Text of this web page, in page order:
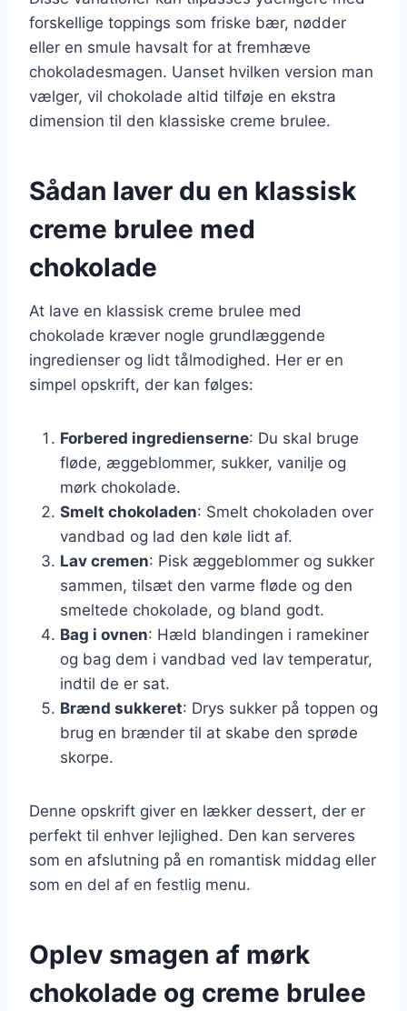
forskellige toppings som friske bær, nødder
eller en smule havsalt for at fremhæve
chokoladesmagen. Uanset hvilken version man
vælger, vil chokolade altid tilføje en ekstra
dimension til den klassiske creme brulee.
Sådan laver du en klassisk
creme brulee med
chokolade
At lave en klassisk creme brulee med
chokolade kræver nogle grundlæggende
ingredienser og lidt tålmodighed. Her er en
simpel opskrift, der kan følges:
Forbered ingredienserne: Du skal bruge
fløde, æggeblommer, sukker, vanilje og
mørk chokolade.
Smelt chokoladen: Smelt chokoladen over
vandbad og lad den køle lidt af.
Lav cremen: Pisk æggeblommer og sukker
sammen, tilsæt den varme fløde og den
smeltede chokolade, og bland godt.
Bag i ovnen: Hæld blandingen i ramekiner
og bag dem i vandbad ved lav temperatur,
indtil de er sat.
Brænd sukkeret: Drys sukker på toppen og
brug en brænder til at skabe den sprøde
skorpe.
Denne opskrift giver en lækker dessert, der er
perfekt til enhver lejlighed. Den kan serveres
som en afslutning på en romantisk middag eller
som en del af en festlig menu.
Oplev smagen af mørk
chokolade og creme brulee